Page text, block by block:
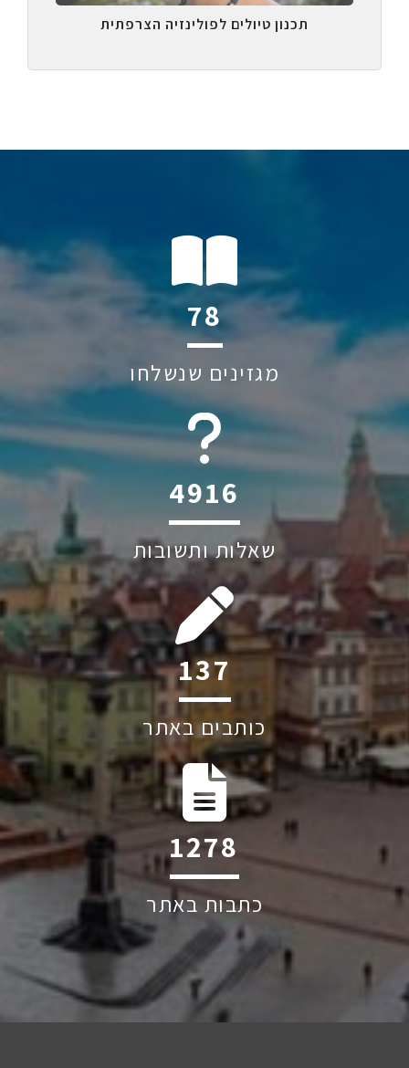
תכנון טיולים לפולינזיה הצרפתית
111
מגזינים שנשלחו
6045
שאלות ותשובות
194
כותבים באתר
1809
כתבות באתר